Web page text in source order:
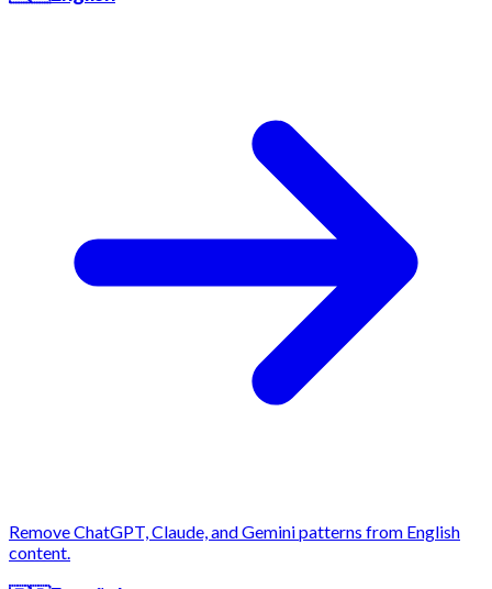
Remove ChatGPT, Claude, and Gemini patterns from English
content.